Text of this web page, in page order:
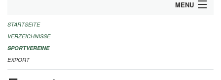
MENU
ALLGEMEINE INFORMATIONEN
FINANZIELLE UNTERSTÜTZUNG BENÖTIGT?
KONTAKT
STARTSEITE
VERZEICHNISSE
SPORTVEREINE
EXPORT